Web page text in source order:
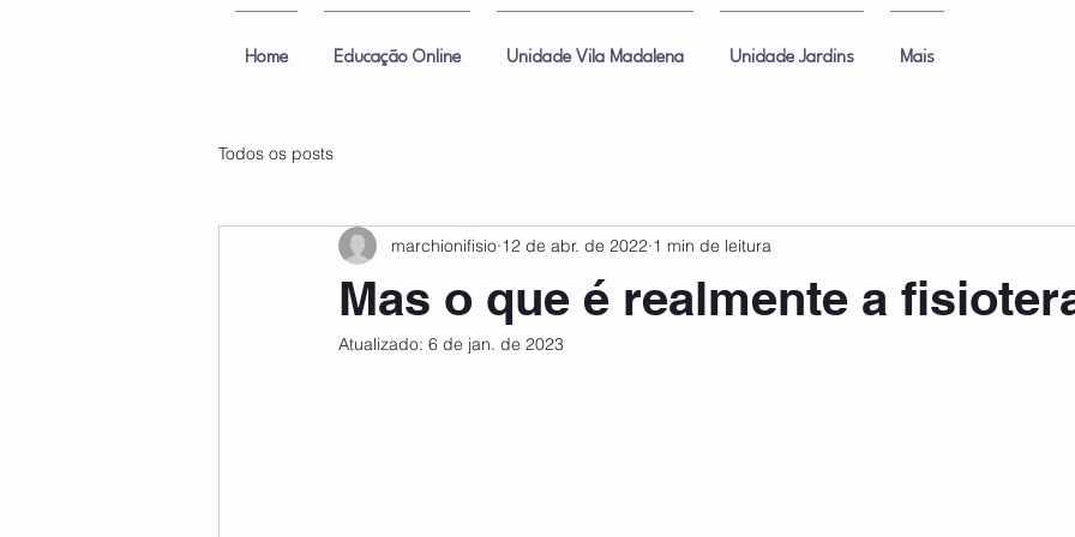
Home Educação Online Unidade Vila Madalena Unidade Jardins Mais
Todos os posts
Mas o que é realmente a
marchionifisio 12 de abr. de 2022 1 min de leitura
Atualizado: 6 de jan. de 2023